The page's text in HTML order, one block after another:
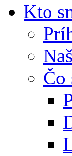
Kto
Čo